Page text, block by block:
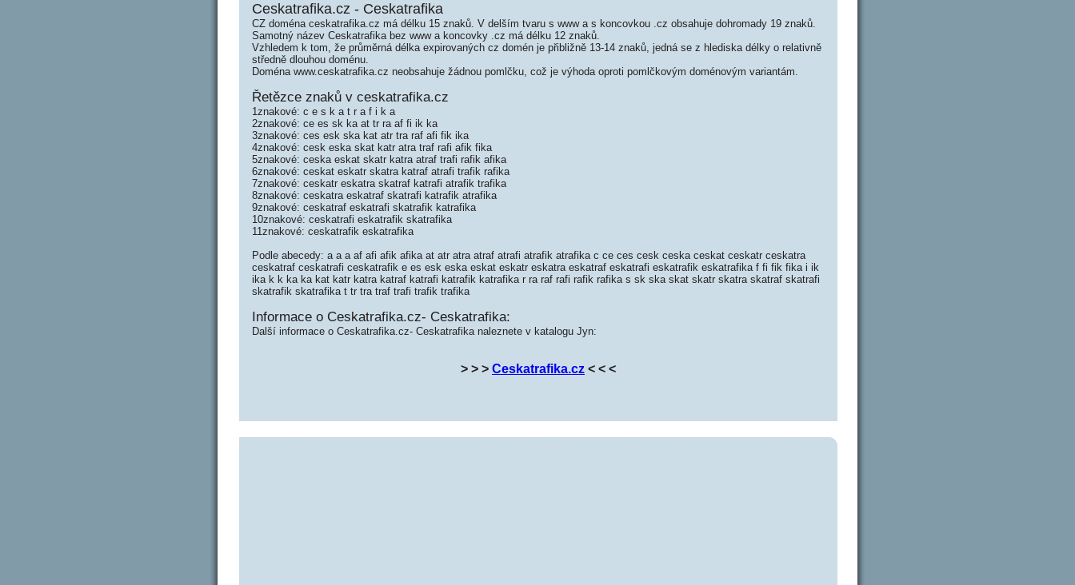
Ceskatrafika.cz - Ceskatrafika
CZ doména ceskatrafika.cz má délku 15 znaků. V delším tvaru s www a s koncovkou .cz obsahuje dohromady 19 znaků.
Samotný název Ceskatrafika bez www a koncovky .cz má délku 12 znaků.
Vzhledem k tom, že průměrná délka expirovaných cz domén je přibližně 13-14 znaků, jedná se z hlediska délky o relativně
středně dlouhou doménu.
Doména www.ceskatrafika.cz neobsahuje žádnou pomlčku, což je výhoda oproti pomlčkovým doménovým variantám.
Řetězce znaků v ceskatrafika.cz
1znakové: c e s k a t r a f i k a
2znakové: ce es sk ka at tr ra af fi ik ka
3znakové: ces esk ska kat atr tra raf afi fik ika
4znakové: cesk eska skat katr atra traf rafi afik fika
5znakové: ceska eskat skatr katra atraf trafi rafik afika
6znakové: ceskat eskatr skatra katraf atrafi trafik rafika
7znakové: ceskatr eskatra skatraf katrafi atrafik trafika
8znakové: ceskatra eskatraf skatrafi katrafik atrafika
9znakové: ceskatraf eskatrafi skatrafik katrafika
10znakové: ceskatrafi eskatrafik skatrafika
11znakové: ceskatrafik eskatrafika
Podle abecedy: a a a af afi afik afika at atr atra atraf atrafi atrafik atrafika c ce ces cesk ceska ceskat ceskatr ceskatra
ceskatraf ceskatrafi ceskatrafik e es esk eska eskat eskatr eskatra eskatraf eskatrafi eskatrafik eskatrafika f fi fik fika i ik
ika k k ka ka kat katr katra katraf katrafi katrafik katrafika r ra raf rafi rafik rafika s sk ska skat skatr skatra skatraf skatrafi
skatrafik skatrafika t tr tra traf trafi trafik trafika
Informace o Ceskatrafika.cz- Ceskatrafika:
Další informace o Ceskatrafika.cz- Ceskatrafika naleznete v katalogu Jyn:
> > > Ceskatrafika.cz < < <